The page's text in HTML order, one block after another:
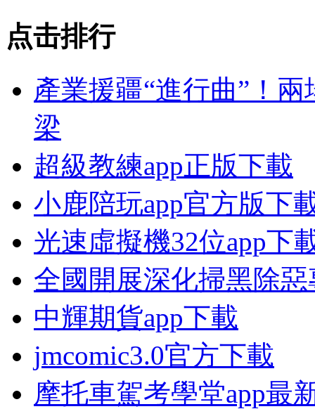
点击排行
產業援疆“進行曲”！
梁
超級教練app正版下載
小鹿陪玩app官方版下
光速虛擬機32位app下
全國開展深化掃黑除
中輝期貨app下載
jmcomic3.0官方下載
摩托車駕考學堂app最